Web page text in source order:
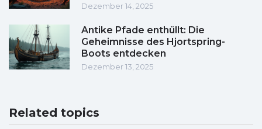
Dezember 14, 2025
Antike Pfade enthüllt: Die
Geheimnisse des Hjortspring-
Boots entdecken
Dezember 13, 2025
Related topics